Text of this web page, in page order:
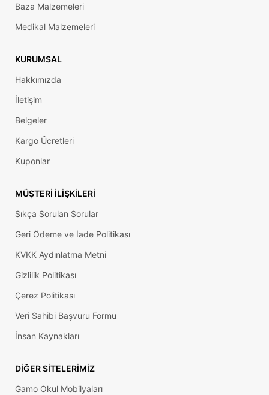
Baza Malzemeleri
Medikal Malzemeleri
KURUMSAL
Hakkımızda
İletişim
Belgeler
Kargo Ücretleri
Kuponlar
MÜŞTERI İLIŞKILERI
Sıkça Sorulan Sorular
Geri Ödeme ve İade Politikası
KVKK Aydınlatma Metni
Gizlilik Politikası
Çerez Politikası
Veri Sahibi Başvuru Formu
İnsan Kaynakları
DIĞER SITELERIMIZ
Gamo Okul Mobilyaları